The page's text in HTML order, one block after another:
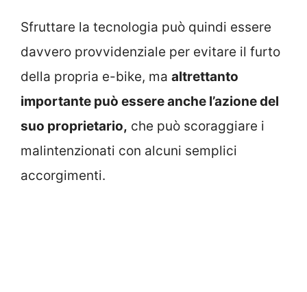
Sfruttare la tecnologia può quindi essere
davvero provvidenziale per evitare il furto
della propria e-bike, ma altrettanto
importante può essere anche l’azione del
suo proprietario, che può scoraggiare i
malintenzionati con alcuni semplici
accorgimenti.